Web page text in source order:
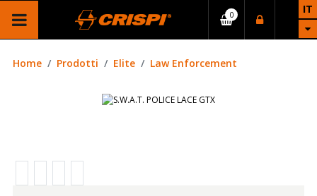
IT
Home Prodotti Elite Law Enforcement